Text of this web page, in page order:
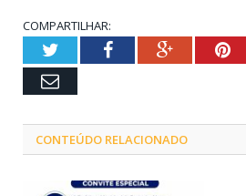
COMPARTILHAR:
TwitterFacebookGoogle+
Email
CONTEÚDO RELACIONADO